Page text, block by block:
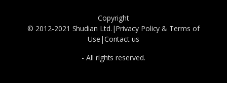
Copyright
© 2012-2021 Shudian Ltd.|Privacy Policy & Terms of
Use |Contact us
- All rights reserved.